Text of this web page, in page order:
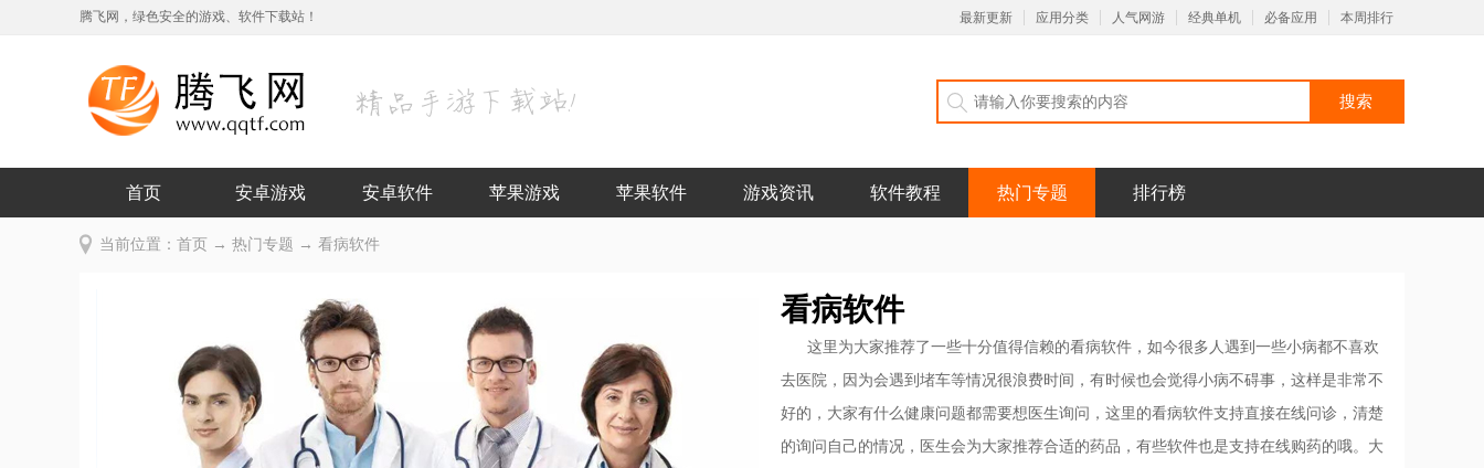
腾飞网，绿色安全的游戏、软件下载站！ 最新更新 应用分类 人气网游 经典单机 必备应用 本周排行
首页 安卓游戏 安卓软件 苹果游戏 苹果软件 游戏资讯 软件教程 热门专题 排行榜
当前位置： 首页 → 热门专题 → 看病软件
看病软件
这里为大家推荐了一些十分值得信赖的看病软件，如今很多人遇到一些小病都不喜欢
去医院，因为会遇到堵车等情况很浪费时间，有时候也会觉得小病不碍事，这样是非常不
好的，大家有什么健康问题都需要想医生询问，这里的看病软件支持直接在线问诊，清楚
的询问自己的情况，医生会为大家推荐合适的药品，有些软件也是支持在线购药的哦。大